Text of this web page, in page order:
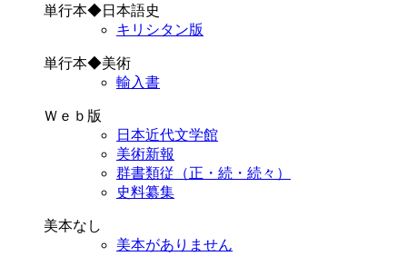
単行本◆日本語史
キリシタン版
単行本◆美術
輸入書
Ｗｅｂ版
日本近代文学館
美術新報
群書類従（正・続・続々）
史料纂集
美本なし
美本がありません